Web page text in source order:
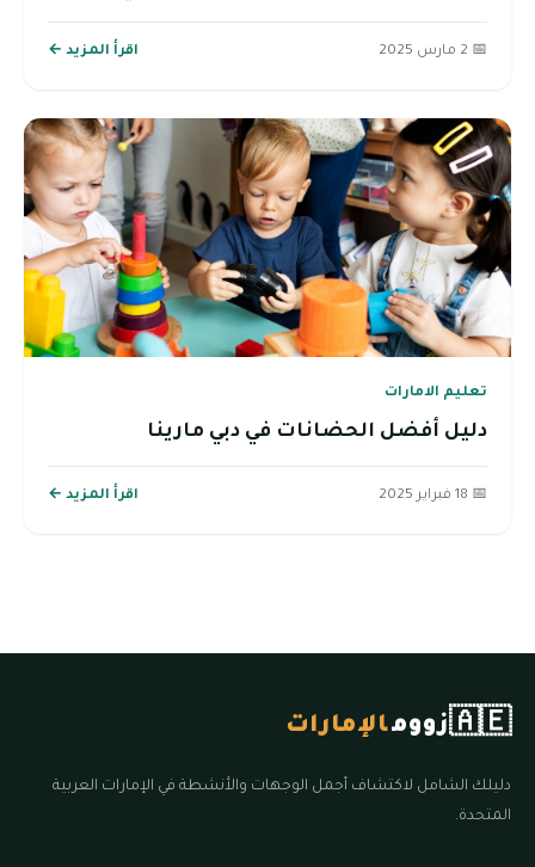
📅 2 مارس 2025 اقرأ المزيد ←
تعليم الامارات
دليل أفضل الحضانات في دبي مارينا
📅 18 فبراير 2025 اقرأ المزيد ←
🇦🇪زوومالإمارات
دليلك الشامل لاكتشاف أجمل الوجهات والأنشطة في الإمارات العربية
المتحدة.